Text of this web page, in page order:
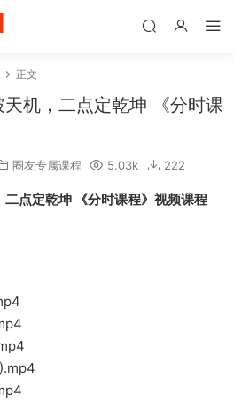
正文
机，二点定乾坤 《分时课
圈友专属课程 5.03k 222
点定乾坤 《分时课程》视频课程